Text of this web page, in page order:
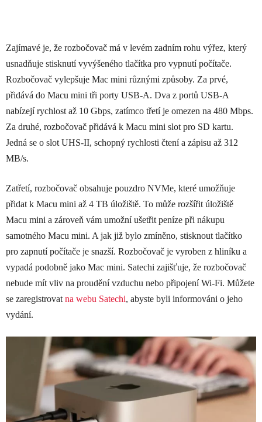
Zajímavé je, že rozbočovač má v levém zadním rohu výřez, který
usnadňuje stisknutí vyvýšeného tlačítka pro vypnutí počítače.
Rozbočovač vylepšuje Mac mini různými způsoby. Za prvé,
přidává do Macu mini tři porty USB-A. Dva z portů USB-A
nabízejí rychlost až 10 Gbps, zatímco třetí je omezen na 480 Mbps.
Za druhé, rozbočovač přidává k Macu mini slot pro SD kartu.
Jedná se o slot UHS-II, schopný rychlosti čtení a zápisu až 312
MB/s.
Zatřetí, rozbočovač obsahuje pouzdro NVMe, které umožňuje
přidat k Macu mini až 4 TB úložiště. To může rozšířit úložiště
Macu mini a zároveň vám umožní ušetřit peníze při nákupu
samotného Macu mini. A jak již bylo zmíněno, stisknout tlačítko
pro zapnutí počítače je snazší. Rozbočovač je vyroben z hliníku a
vypadá podobně jako Mac mini. Satechi zajišťuje, že rozbočovač
nebude mít vliv na proudění vzduchu nebo připojení Wi-Fi. Můžete
se zaregistrovatna webu Satechi, abyste byli informováni o jeho
vydání.